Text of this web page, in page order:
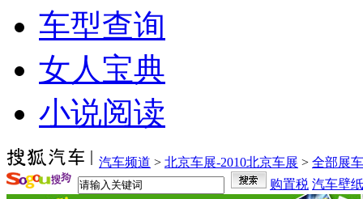
车型查询
女人宝典
小说阅读
汽车频道 > 北京车展-2010北京车展 > 全部展车
购置税 汽车壁纸